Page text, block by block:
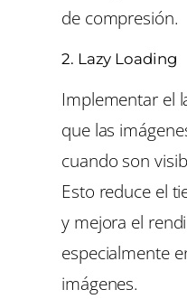
de compresión.
2. Lazy Loading
Implementar el
que las
cuando son
Esto reduce el
y mejora el
especialmente
imágenes.